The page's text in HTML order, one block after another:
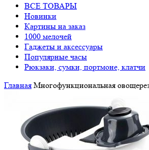
ВСЕ ТОВАРЫ
Новинки
Картины на заказ
1000 мелочей
Гаджеты и аксессуары
Популярные часы
Рюкзаки, сумки, портмоне, клатчи
Главная Многофункциональная